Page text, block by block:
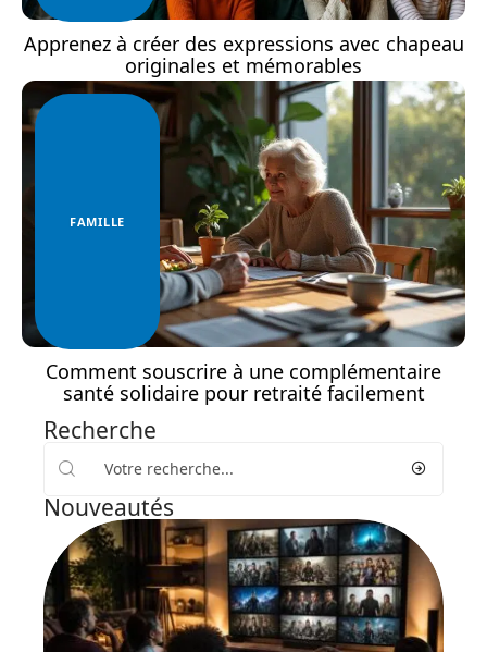
Apprenez à créer des expressions avec chapeau
originales et mémorables
FAMILLE
Comment souscrire à une complémentaire
santé solidaire pour retraité facilement
Recherche
Nouveautés